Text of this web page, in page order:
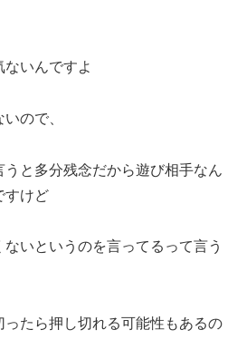
ないんですよ
ので、
と多分残念だから遊び相手なん
すけど
いというのを言ってるって言う
たら押し切れる可能性もあるの